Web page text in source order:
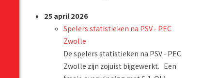
25 april 2026
Spelers statistieken na PSV - PEC
Zwolle
De spelers statistieken na PSV - PEC
Zwolle zijn zojuist bijgewerkt. Een